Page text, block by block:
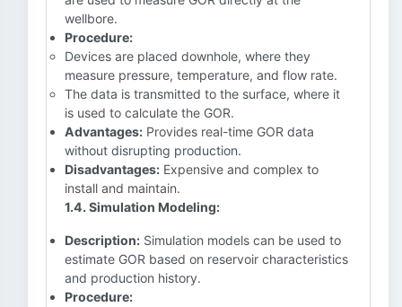
wellbore.
Procedure:
Devices are placed downhole, where they
measure pressure, temperature, and flow rate.
The data is transmitted to the surface, where it
is used to calculate the GOR.
Advantages: Provides real-time GOR data
without disrupting production.
Disadvantages: Expensive and complex to
install and maintain.
1.4. Simulation Modeling:
Description: Simulation models can be used to
estimate GOR based on reservoir characteristics
and production history.
Procedure: